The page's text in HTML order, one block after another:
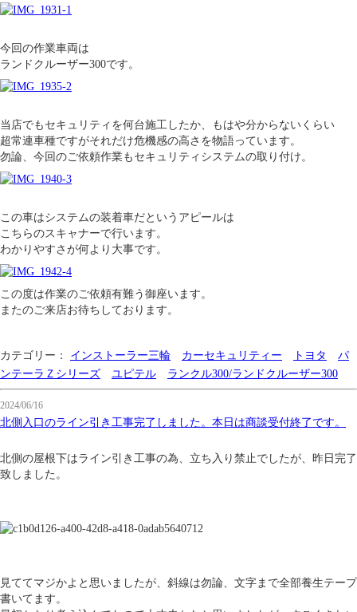
今回の作業車両は
ランドクルーザー300です。
当店でもセキュリティを何台施工したか、もはや分からないくらい
超常連車種ですがそれだけ危機感の高さを物語っています。
勿論、今回のご依頼作業もセキュリティシステムの取り付け。
この車はシステムの装着車だというアピールは
こちらのスキャナーで行います。
わかりやすさが何より大事です。
この度は作業のご依頼有難う御座います。
またのご来店お待ちしております。
カテゴリー： インストーラー三輪 カーセキュリティー トヨタ
パ
ンテーラＺシリーズ
ユピテル ランクル300/ランドクルーザー300
2024/06/16
北側入口のライン引き工事完了しました。本日は商談受付終了です。
北側の屋根下はライン引き工事の為、立ち入り禁止でしたが、昨日完了
致しました。
見ててマジかよと思いましたが、斜線は勿論、文字まで全部養生テープ
書いてます。